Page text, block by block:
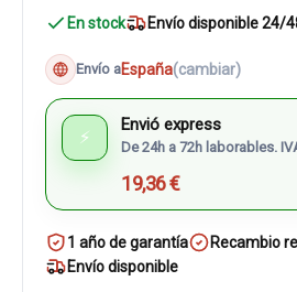
En stock Envío disponible 24/
Envío aEspaña(cambiar)
⚡
Envió express
De 24h a 72h laborables.
19,36 €
1 año de garantía
Recambio
Envío disponible